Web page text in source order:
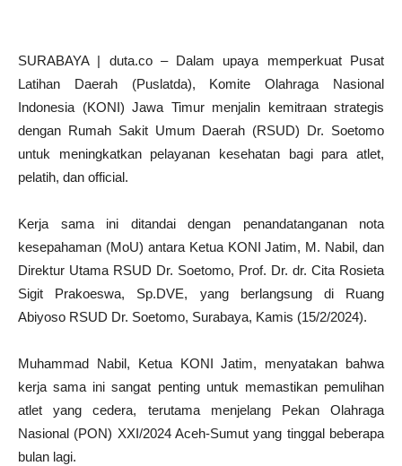
SURABAYA | duta.co – Dalam upaya memperkuat Pusat
Latihan Daerah (Puslatda), Komite Olahraga Nasional
Indonesia (KONI) Jawa Timur menjalin kemitraan strategis
dengan Rumah Sakit Umum Daerah (RSUD) Dr. Soetomo
untuk meningkatkan pelayanan kesehatan bagi para atlet,
pelatih, dan official.
Kerja sama ini ditandai dengan penandatanganan nota
kesepahaman (MoU) antara Ketua KONI Jatim, M. Nabil, dan
Direktur Utama RSUD Dr. Soetomo, Prof. Dr. dr. Cita Rosieta
Sigit Prakoeswa, Sp.DVE, yang berlangsung di Ruang
Abiyoso RSUD Dr. Soetomo, Surabaya, Kamis (15/2/2024).
Muhammad Nabil, Ketua KONI Jatim, menyatakan bahwa
kerja sama ini sangat penting untuk memastikan pemulihan
atlet yang cedera, terutama menjelang Pekan Olahraga
Nasional (PON) XXI/2024 Aceh-Sumut yang tinggal beberapa
bulan lagi.